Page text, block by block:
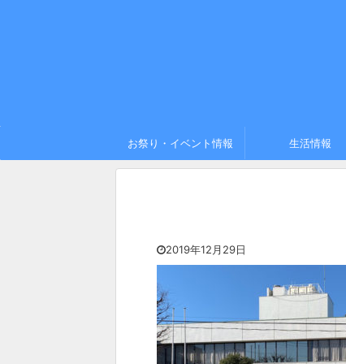
お祭り・イベント情報 生活情報
2019年12月29日